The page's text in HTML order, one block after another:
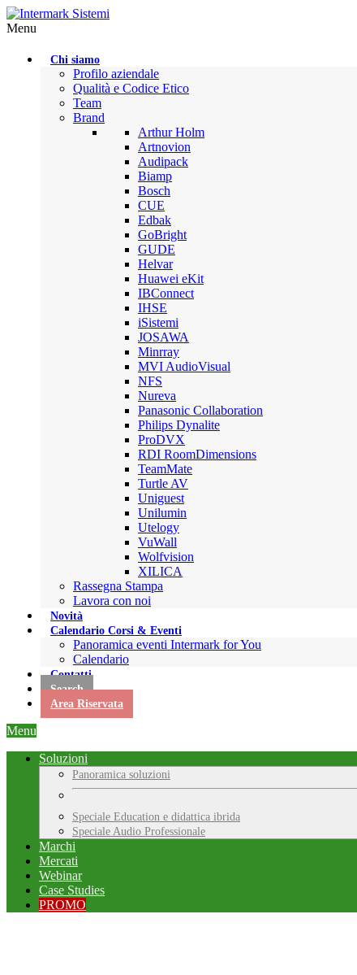
Menu
Chi siamo
Profilo aziendale
Qualità e Codice Etico
Team
Brand
Arthur Holm
Artnovion
Audipack
Biamp
Bosch
CUE
Edbak
GoBright
GUDE
Helvar
Huawei eKit
IBConnect
IHSE
iSistemi
JOSAWA
Minrray
MVI AudioVisual
NFS
Nureva
Panasonic Collaboration
Philips Dynalite
ProDVX
RDI RoomDimensions
TeamMate
Turtle AV
Uniguest
Unilumin
Utelogy
VuWall
Wolfvision
XILICA
Rassegna Stampa
Lavora con noi
Novità
Calendario Corsi & Eventi
Panoramica eventi Intermark for You
Calendario
Contatti
Search
Area Riservata
Menu
Soluzioni
Panoramica soluzioni
Speciale Education e didattica ibrida
Speciale Audio Professionale
Marchi
Mercati
Webinar
Case Studies
PROMO